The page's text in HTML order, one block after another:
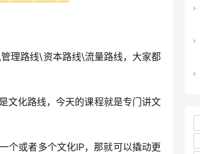
理路线\资本路线\流量路线，大家都
文化路线，今天的课程就是专门讲文
个或者多个文化IP，那就可以撬动更